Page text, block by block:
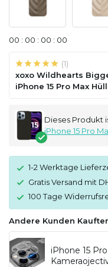
00 : 00 : 00 : 00
(1)
xoxo Wildhearts
iPhone 15 Pro Max
Dieses Produkt
iPhone 15 Pro
1-2 Werktage
Gratis Versand mit
100 Tage
Andere Kunden
iPhone 15